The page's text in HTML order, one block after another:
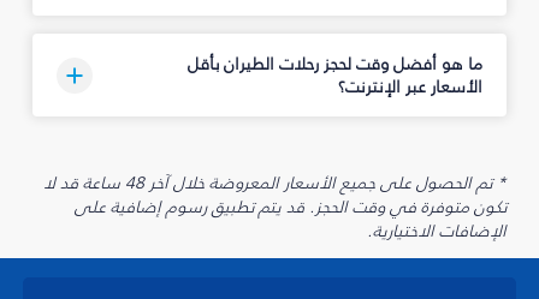
ما هو أفضل وقت لحجز رحلات الطيران بأقل
الأسعار عبر الإنترنت؟
* تم الحصول على جميع الأسعار المعروضة خلال آخر 48 ساعة قد لا
تكون متوفرة في وقت الحجز. قد يتم تطبيق رسوم إضافية على
الإضافات الاختيارية.